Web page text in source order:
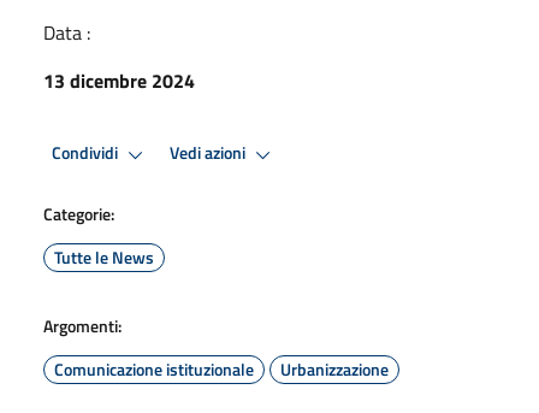
Data :
13 dicembre 2024
Condividi Vedi azioni
Categorie:
Tutte le News
Argomenti:
Comunicazione istituzionale
Urbanizzazione